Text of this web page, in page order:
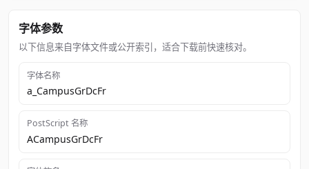
字体参数
以下信息来自字体文件或公开索引，适合下载前快速核对。
字体名称
a_CampusGrDcFr
PostScript 名称
ACampusGrDcFr